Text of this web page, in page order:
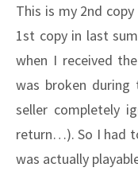
This is my 2nd
1st copy in last
when I received
was broken
seller completely
return…). So I had
was actually